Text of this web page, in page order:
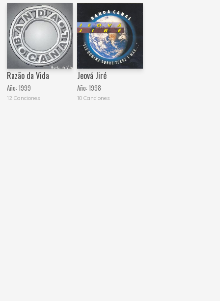
Razão da Vida
Año:1999
12 Canciones
Jeová Jiré
Año: 1998
10 Canciones